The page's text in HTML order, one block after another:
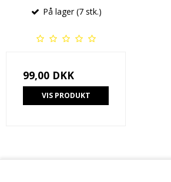
På lager (7 stk.)
99,00 DKK
VIS PRODUKT